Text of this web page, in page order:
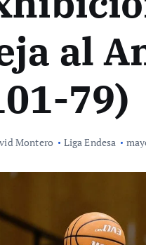
al
79)
Montero Liga Endesa